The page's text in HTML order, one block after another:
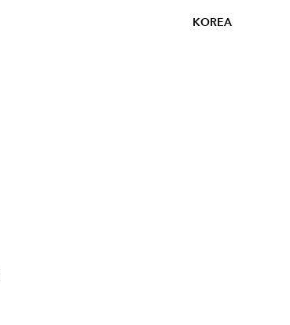
KOREA